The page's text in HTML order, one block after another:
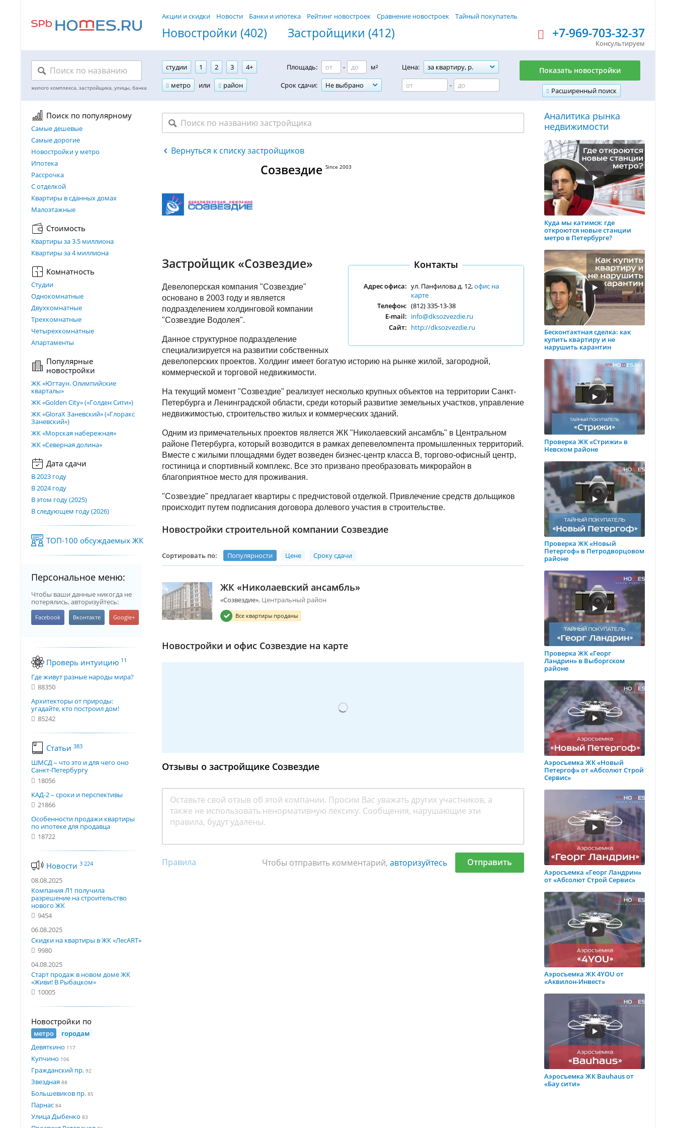
Акции и скидки Новости Банки и ипотека Рейтинг новостроек Сравнение новостроек Тайный покупатель
Новостройки (402) Застройщики (412) +7-969-703-32-37
Консультируем
студии 1 2 3
4+
метро
или район
Площадь: -
м²
Срок сдачи:
Не выбрано
Цена:
за квартиру, р.
-
Расширенный поиск
Показать новостройки
Поиск по популярному
Самые дешевые
Самые дорогие
Новостройки у метро
Ипотека
Рассрочка
С отделкой
Квартиры в сданных домах
Малоэтажные
Стоимость
Квартиры за 3.5 миллиона
Квартиры за 4 миллиона
Комнатность
Студии
Однокомнатные
Двухкомнатные
Трехкомнатные
Четырехкомнатные
Апартаменты
Популярные
новостройки
ЖК «Югтаун. Олимпийские
кварталы»
ЖК «Golden City» («Голден Сити»)
ЖК «GloraX Заневский»​ («Глоракс
Заневский»)
ЖК «Морская набережная»
ЖК «Северная долина»
Дата сдачи
В 2023 году
В 2024 году
В этом году (2025)
В следующем году (2026)
ТОП-100 обсуждаемых ЖК
Персональное меню:
Чтобы ваши данные никогда не
потерялись, авторизуйтесь:
Проверь интуицию 11
Где живут разные народы мира?
88350
Архитекторы от природы:
угадайте, кто построил дом!
85242
Статьи 383
ШМСД – что это и для чего оно
Санкт-Петербургу
18056
КАД-2 – сроки и перспективы
21866
Особенности продажи квартиры
по ипотеке для продавца
18722
Новости 3 224
08.08.2025
Компания Л1 получила
разрешение на строительство
нового ЖК
9454
06.08.2025
Скидки на квартиры в ЖК «ЛесART»
9980
04.08.2025
Старт продаж в новом доме ЖК
«Живи! В Рыбацком»
10005
Новостройки по
метро
городам
Девяткино 117
Купчино 106
Гражданский пр. 92
Звездная 88
Большевиков пр. 85
Парнас 84
Улица Дыбенко 83
Вернуться к списку застройщиков
Созвездие Since 2003
Контакты
Адрес офиса: ул. Панфилова д. 12,офис на
карте
Телефон: (812) 335-13-38
E-mail: info@dksozvezdie.ru
Сайт: http://dksozvezdie.ru
Застройщик «Созвездие»
Девелоперская компания "Созвездие"
основано в 2003 году и является
подразделением холдинговой компании
"Созвездие Водолея".
Данное структурное подразделение
специализируется на развитии собственных
девелоперских проектов. Холдинг имеет богатую историю на рынке жилой, загородной,
коммерческой и торговой недвижимости.
На текущий момент "Созвездие" реализует несколько крупных объектов на территории Санкт-
Петербурга и Ленинградской области, среди который развитие земельных участков, управление
недвижимостью, строительство жилых и коммерческих зданий.
Одним из примечательных проектов является ЖК "Николаевский ансамбль" в Центральном
районе Петербурга, который возводится в рамках депевеломпента промышленных территорий.
Вместе с жилыми площадями будет возведен бизнес-центр класса B, торгово-офисный центр,
гостиница и спортивный комплекс. Все это призвано преобразовать микрорайон в
благоприятное место для проживания.
"Созвездие" предлагает квартиры с предчистовой отделкой. Привлечение средств дольщиков
происходит путем подписания договора долевого участия в строительстве.
Новостройки строительной компании Созвездие
Сортировать по: Популярности Цене Сроку сдачи
ЖК «Николаевский ансамбль»
«Созвездие» Центральный район
Все квартиры проданы
Новостройки и офис Созвездие на карте
Отзывы о застройщике Созвездие
Чтобы отправить комментарий, авторизуйтесь
Правила Отправить
Аналитика рынка
недвижимости
Куда мы катимся: где
откроются новые станции
метро в Петербурге?
Бесконтактная сделка: как
купить квартиру и не
нарушить карантин
Проверка ЖК «Стрижи» в
Невском районе
Проверка ЖК «Новый
Петергоф» в Петродворцовом
районе
Проверка ЖК «Георг
Ландрин» в Выборгском
районе
Аэросъемка ЖК «Новый
Петергоф» от «Абсолют Строй
Сервис»
Аэросъемка «Георг Ландрин»
от «Абсолют Строй Сервис»
Аэросъемка ЖК 4YOU от
«Аквилон-Инвест»
Аэросъемка ЖК Bauhaus от
«Бау сити»